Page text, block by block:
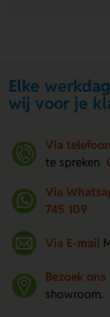
Elke
wij voor je
Via telefoon
te spreken
Via
745 109
Via E-mail
Bezoek ons
showroom.